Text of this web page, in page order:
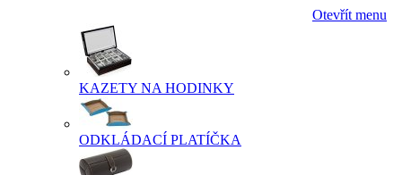
Otevřít menu
KAZETY NA HODINKY
ODKLÁDACÍ PLATÍČKA